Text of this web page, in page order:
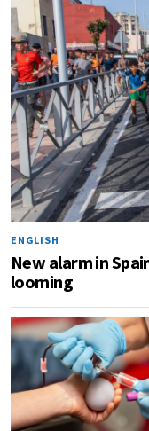
ENGLISH
New alarm in
looming